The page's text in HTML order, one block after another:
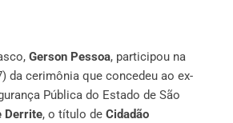
Gerson Pessoa, participou na
da cerimônia que concedeu ao ex-
Pública do Estado de São
Derrite, o título de Cidadão